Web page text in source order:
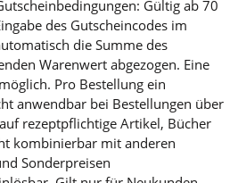
Gültig ab 70
des Gutscheincodes im
die Summe des
Warenwert abgezogen. Eine
Pro Bestellung ein
anwendbar bei Bestellungen über
rezeptpflichtige Artikel, Bücher
kombinierbar mit anderen
Sonderpreisen